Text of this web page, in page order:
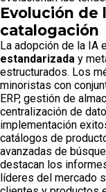
Evolución de
catalogación
La adopción de la IA
estandarizada y
estructurados. Los
minoristas con
ERP, gestión de
centralización de
implementación
catálogos de
avanzadas de
destacan los
líderes del mercado